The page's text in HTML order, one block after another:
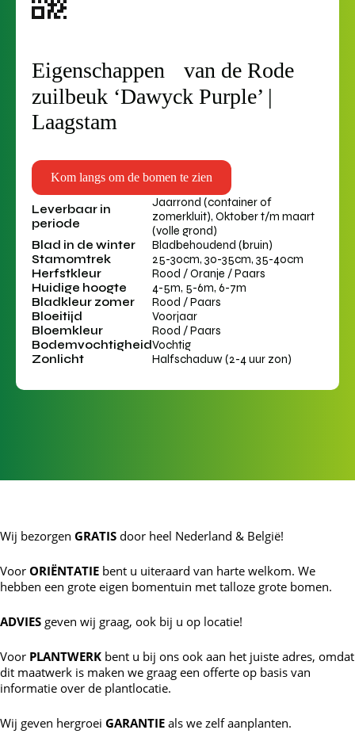
Eigenschappen van de Rode
zuilbeuk ‘Dawyck Purple’ |
Laagstam
Kom langs om de bomen te zien
Leverbaar in
periode
Jaarrond (container of
zomerkluit), Oktober t/m maart
(volle grond)
Blad in de winter
Bladbehoudend (bruin)
Stamomtrek
25-30cm, 30-35cm, 35-40cm
Herfstkleur
Rood / Oranje / Paars
Huidige hoogte
4-5m, 5-6m, 6-7m
Bladkleur zomer
Rood / Paars
Bloeitijd
Voorjaar
Bloemkleur
Rood / Paars
BodemvochtigheidVochtig
Zonlicht
Halfschaduw (2-4 uur zon)
Wij bezorgen GRATIS door heel Nederland & België!
Voor ORIËNTATIE bent u uiteraard van harte welkom. We
hebben een grote eigen bomentuin met talloze grote bomen.
ADVIES geven wij graag, ook bij u op locatie!
Voor PLANTWERK bent u bij ons ook aan het juiste adres, omdat
dit maatwerk is maken we graag een offerte op basis van
informatie over de plantlocatie.
Wij geven hergroei GARANTIE als we zelf aanplanten.